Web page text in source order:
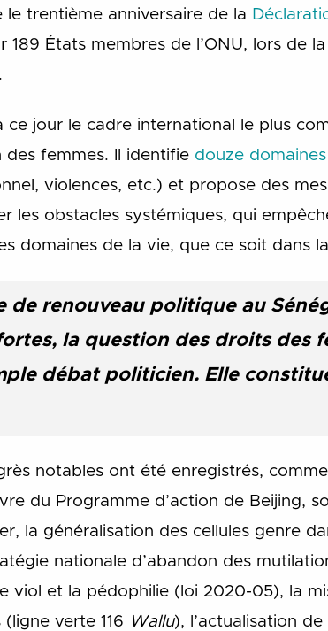
trentième anniversaire de la
189 États membres de l’ONU, lors de
ce jour le cadre international le plus
des femmes. Il identifie douze domaines
violences, etc.) et propose des
les obstacles systémiques, qui
domaines de la vie, que ce soit dans
de renouveau politique au
la question des droits des
débat politicien. Elle
notables ont été enregistrés,
du Programme d’action de Beijing,
la généralisation des cellules genre
nationale d’abandon des
viol et la pédophilie (loi 2020-05), la
verte 116 Wallu), l’actualisation